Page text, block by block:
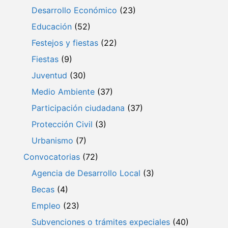
Desarrollo Económico (23)
Educación (52)
Festejos y fiestas (22)
Fiestas (9)
Juventud (30)
Medio Ambiente (37)
Participación ciudadana (37)
Protección Civil (3)
Urbanismo (7)
Convocatorias (72)
Agencia de Desarrollo Local (3)
Becas (4)
Empleo (23)
Subvenciones o trámites expeciales (40)